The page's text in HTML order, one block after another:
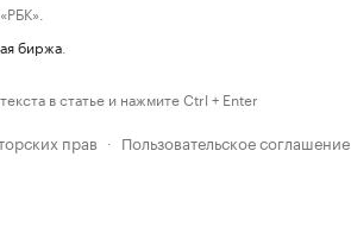
биржа
в статье и нажмите Ctrl + Enter
прав · Пользовательское соглашение